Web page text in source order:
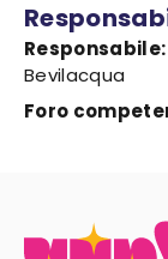
Responsabile:
Bevilacqua
Foro